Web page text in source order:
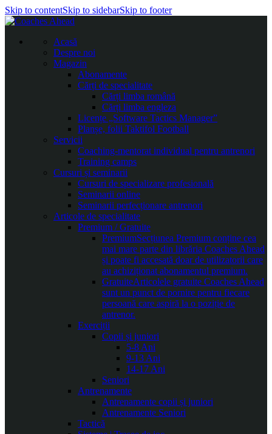
Skip to contentSkip to sidebarSkip to footer
Acasă
Despre noi
Magazin
Abonamente
Cărți de specialitate
Cărți limba română
Cărți limba engleza
Licențe „Software Tactics Manager”
Planșe, folii Taktifol Football
Servicii
Coaching-mentorat individual pentru antrenori
Training camps
Cursuri și seminarii
Cursuri de specializare profesională
Seminarii online
Seminarii perfecționare antrenori
Articole de specialitate
Premium / Gratuite
PremiumSecțiunea Premium conține cea
mai mare parte din librăria Coaches Ahead
și poate fi accesată doar de utilizatorii care
au achiziționat abonamentul premium.
GratuiteArticolele gratuite Coaches Ahead
sunt un punct de pornire pentru fiecare
persoană care aspiră la o poziție de
antrenor.
Exerciții
Copii și juniori
5-8 Ani
9-13 Ani
14-17 Ani
Seniori
Antrenamente
Antrenamente copii și juniori
Antrenamente Seniori
Tactică